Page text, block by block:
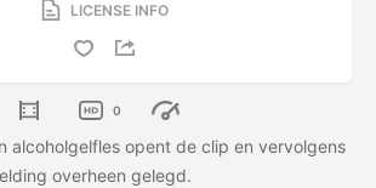
LICENSE INFO
0
alcoholgelfles opent de clip en vervolgens
overheen gelegd.